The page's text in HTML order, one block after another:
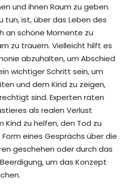
und ihnen Raum zu geben.
tun, ist, über das Leben des
an schöne Momente zu
zu trauern. Vielleicht hilft es
abzuhalten, um Abschied
wichtiger Schritt sein, um
und dem Kind zu zeigen,
sind. Experten raten
als realen Verlust
Kind zu helfen, den Tod zu
eines Gesprächs über die
geschehen oder durch das
um das Konzept